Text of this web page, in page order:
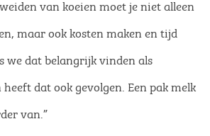
van koeien moet je niet alleen
maar ook kosten maken en tijd
we dat belangrijk vinden als
dat ook gevolgen. Een pak melk
van.”